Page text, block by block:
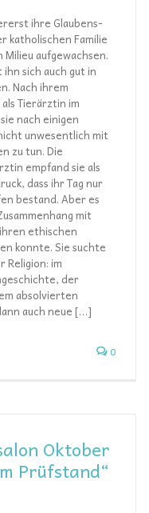
ihre Glaubens-
katholischen Familie
aufgewachsen.
sich auch gut in
Nach ihrem
Tierärztin im
nach einigen
unwesentlich mit
zu tun. Die
empfand sie als
dass ihr Tag nur
bestand. Aber es
mit
ethischen
konnte. Sie suchte
Religion: im
der
absolvierten
auch neue […]
0
Oktober
Prüfstand“